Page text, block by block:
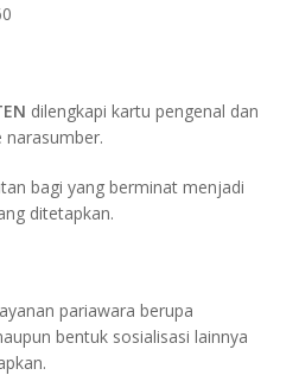
dilengkapi kartu pengenal dan
narasumber.
bagi yang berminat menjadi
ditetapkan.
pariawara berupa
bentuk sosialisasi lainnya